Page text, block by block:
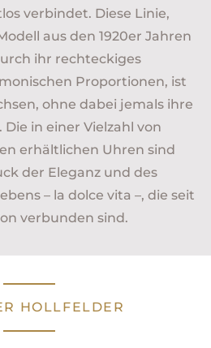
verbindet. Diese Linie,
aus den 1920er Jahren
ihr rechteckiges
Proportionen, ist
ohne dabei jemals ihre
in einer Vielzahl von
erhältlichen Uhren sind
der Eleganz und des
– la dolce vita –, die seit
verbunden sind.
HOLLFELDER